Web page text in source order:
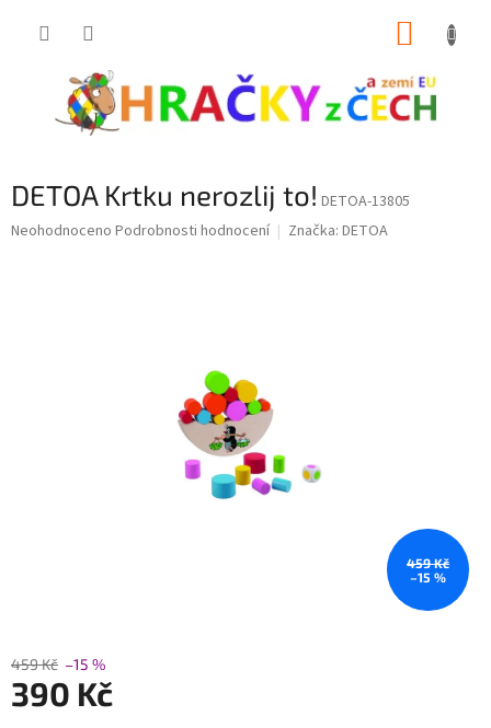
DETOA Krtku nerozlij to! DETOA-13805
Průměrné
Neohodnoceno Podrobnosti hodnocení Značka: DETOA
459 Kč
–15 %
459 Kč –15 %
390 Kč